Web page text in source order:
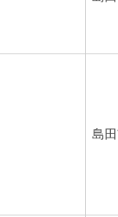
島